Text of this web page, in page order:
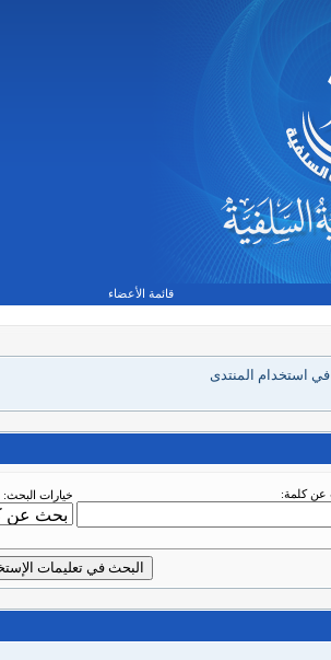
قائمة الأعضاء
في استخدام المنتدى
عن كلمة: خيارات البحث: